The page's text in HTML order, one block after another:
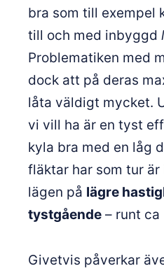
bra som till exempel
till och med inbyggd
Problematiken med
dock att på deras
låta väldigt mycket.
vi vill ha är en tyst
kyla bra med en låg
fläktar har som tur
lägen på lägre
tystgående – runt ca
Givetvis påverkar